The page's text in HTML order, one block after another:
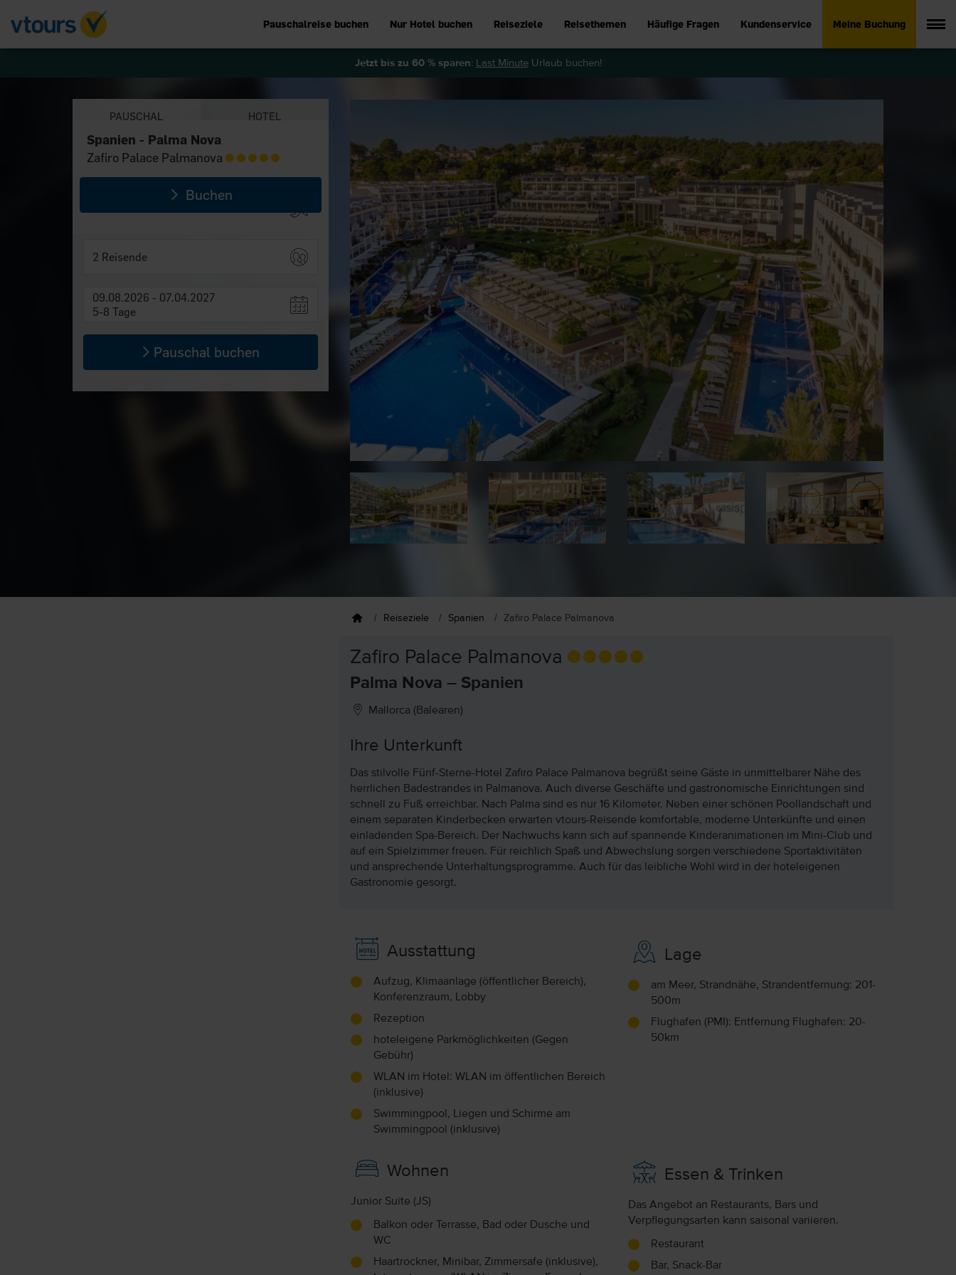
Pauschalreise buchen Nur Hotel buchen Reiseziele Reisethemen Häufige Fragen Kundenservice Meine Buchung
Jetzt bis zu 60 % sparen: Last MinuteUrlaub buchen!
PAUSCHAL HOTEL
Spanien - Palma Nova
2 Reisende
09.08.2026 - 07.04.2027
5-8 Tage
Pauschal buchen
Spanien - Palma Nova
Zafiro Palace Palmanova
Buchen
Reiseziele Spanien Zafiro Palace Palmanova
Zafiro Palace Palmanova
Palma Nova – Spanien
Mallorca (Balearen)
Ihre Unterkunft
Das stilvolle Fünf-Sterne-Hotel Zafiro Palace Palmanova begrüßt seine Gäste in unmittelbarer Nähe des
herrlichen Badestrandes in Palmanova. Auch diverse Geschäfte und gastronomische Einrichtungen sind
schnell zu Fuß erreichbar. Nach Palma sind es nur 16 Kilometer. Neben einer schönen Poollandschaft und
einem separaten Kinderbecken erwarten vtours-Reisende komfortable, moderne Unterkünfte und einen
einladenden Spa-Bereich. Der Nachwuchs kann sich auf spannende Kinderanimationen im Mini-Club und
auf ein Spielzimmer freuen. Für reichlich Spaß und Abwechslung sorgen verschiedene Sportaktivitäten
und ansprechende Unterhaltungsprogramme. Auch für das leibliche Wohl wird in der hoteleigenen
Gastronomie gesorgt.
Ausstattung
Aufzug, Klimaanlage (öffentlicher Bereich),
Konferenzraum, Lobby
Rezeption
hoteleigene Parkmöglichkeiten (Gegen
Gebühr)
WLAN im Hotel: WLAN im öffentlichen Bereich
(inklusive)
Swimmingpool, Liegen und Schirme am
Swimmingpool (inklusive)
Lage
am Meer, Strandnähe, Strandentfernung: 201-
500m
Flughafen (PMI): Entfernung Flughafen: 20-
50km
Wohnen
Junior Suite (JS)
Balkon oder Terrasse, Bad oder Dusche und
WC
Haartrockner, Minibar, Zimmersafe (inklusive),
Essen & Trinken
Das Angebot an Restaurants, Bars und
Verpflegungsarten kann saisonal variieren.
Restaurant
Bar, Snack-Bar